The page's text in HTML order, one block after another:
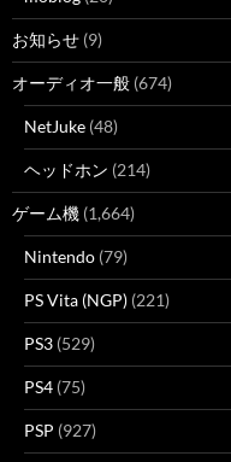
お知らせ (9)
オーディオ一般 (674)
NetJuke (48)
ヘッドホン (214)
ゲーム機 (1,664)
Nintendo (79)
PS Vita (NGP) (221)
PS3 (529)
PS4 (75)
PSP (927)